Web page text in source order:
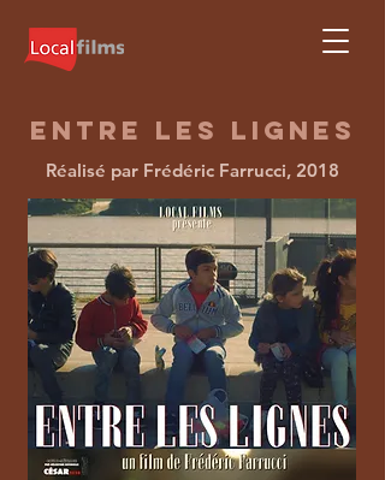
entre les lignes
Réalisé par Frédéric Farrucci, 2018